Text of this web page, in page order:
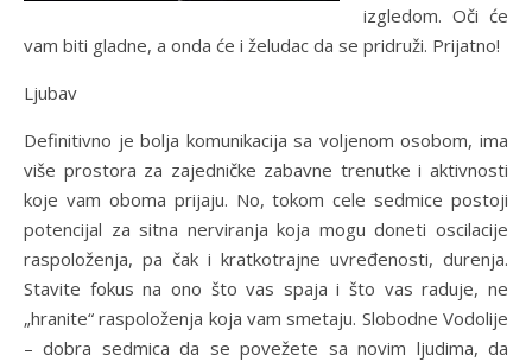
izgledom. Oči će
vam biti gladne, a onda će i želudac da se pridruži. Prijatno!
Ljubav
Definitivno je bolja komunikacija sa voljenom osobom, ima
više prostora za zajedničke zabavne trenutke i aktivnosti
koje vam oboma prijaju. No, tokom cele sedmice postoji
potencijal za sitna nerviranja koja mogu doneti oscilacije
raspoloženja, pa čak i kratkotrajne uvređenosti, durenja.
Stavite fokus na ono što vas spaja i što vas raduje, ne
„hranite“ raspoloženja koja vam smetaju. Slobodne Vodolije
– dobra sedmica da se povežete sa novim ljudima, da